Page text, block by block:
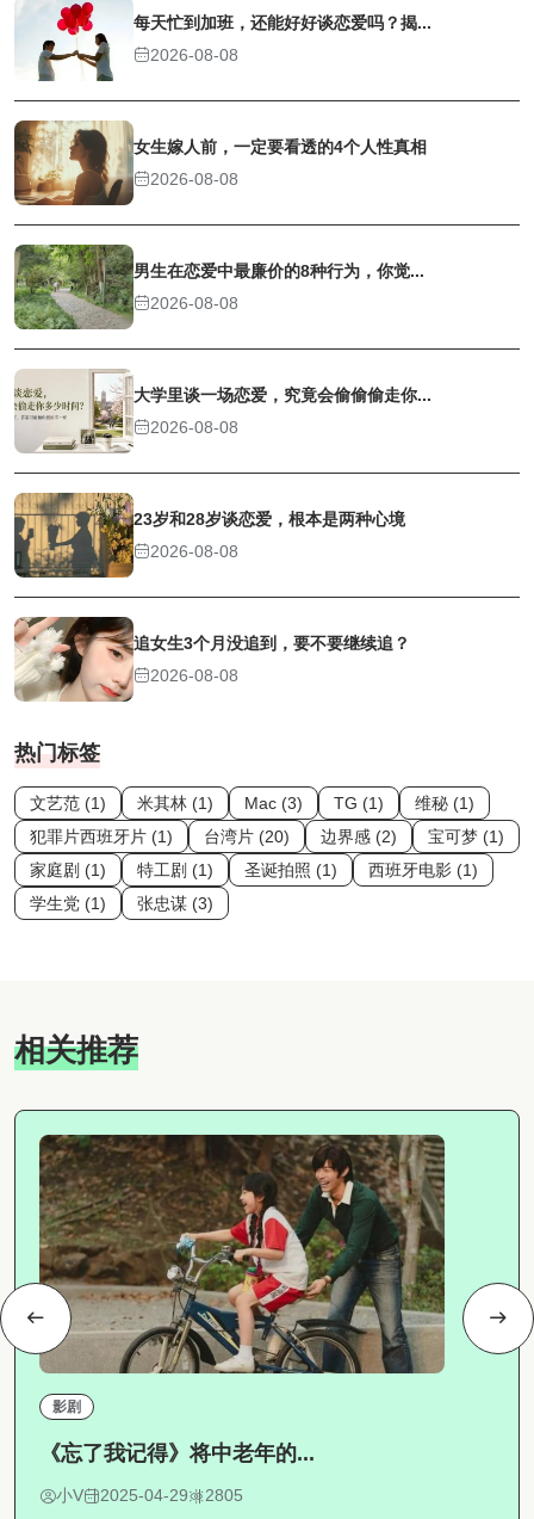
每天忙到加班，还能好好谈恋爱吗？揭...
2026-08-08
女生嫁人前，一定要看透的4个人性真相
2026-08-08
男生在恋爱中最廉价的8种行为，你觉...
2026-08-08
大学里谈一场恋爱，究竟会偷偷偷走你...
2026-08-08
23岁和28岁谈恋爱，根本是两种心境
2026-08-08
追女生3个月没追到，要不要继续追？
2026-08-08
热门标签
文艺范 (1) 米其林 (1) Mac (3) TG (1)
维秘 (1)
犯罪片西班牙片 (1)
台湾片 (20) 边界感 (2)
宝可梦 (1)
家庭剧 (1)
特工剧 (1) 圣诞拍照 (1)
西班牙电影 (1)
学生党 (1)
张忠谋 (3)
相关推荐
影剧
《忘了我记得》将中老年的...
小V 2025-04-29 2805